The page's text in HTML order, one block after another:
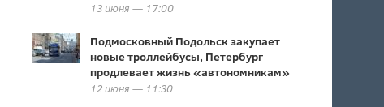
13 июня — 17:00
Подмосковный Подольск закупает
новые троллейбусы, Петербург
продлевает жизнь «автономникам»
12 июня — 11:30